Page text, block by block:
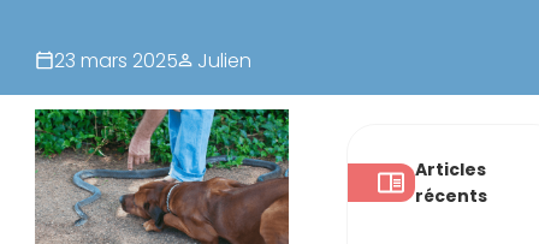
23 mars 2025 Julien
Articles
récents